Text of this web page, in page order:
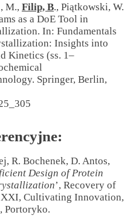
M., Filip, B., Piątkowski, W.
as a DoE Tool in
In: Fundamentals
Insights into
Kinetics (ss. 1–
Springer, Berlin,
R. Bochenek, D. Antos,
Design of Protein
’, Recovery of
Cultivating Innovation,
Portoryko.